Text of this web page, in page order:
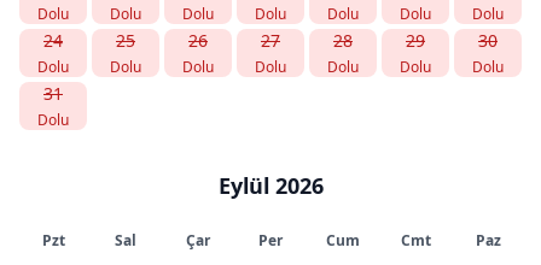
Dolu Dolu Dolu Dolu Dolu Dolu Dolu
24
Dolu
25
Dolu
26
Dolu
27
Dolu
28
Dolu
29
Dolu
30
Dolu
31
Dolu
Eylül 2026
Pzt Sal Çar Per Cum Cmt Paz